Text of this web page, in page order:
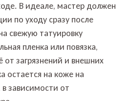
В идеале, мастер должен
по уходу сразу после
свежую татуировку
пленка или повязка,
загрязнений и внешних
остается на коже на
зависимости от